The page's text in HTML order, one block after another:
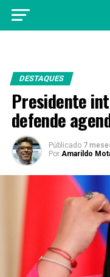
DESTAQUES
Presidente
defende
Públicado 7
Por Amarildo